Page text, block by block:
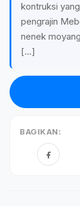
kontruksi
pengrajin
nenek
[…]
BAGIKAN: